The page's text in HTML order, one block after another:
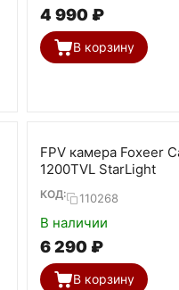
4 990 ₽
В корзину
FPV камера Foxeer
1200TVL StarLight
КОД: 110268
В наличии
6 290 ₽
В корзину